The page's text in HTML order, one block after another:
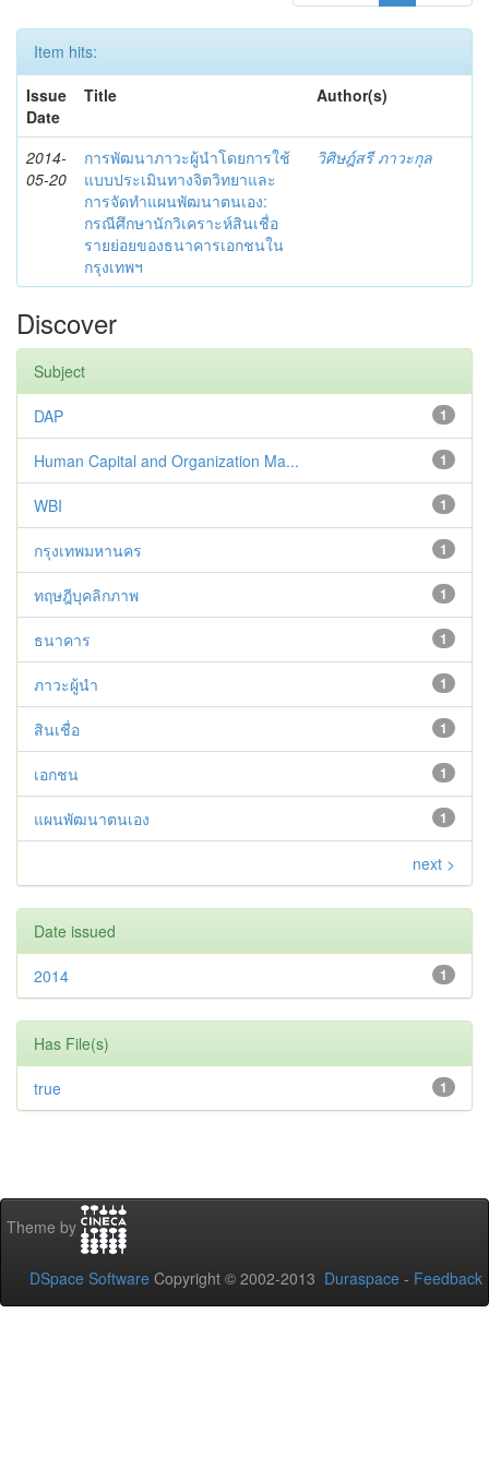
Item hits:
Issue
Date
Title Author(s)
2014-
05-20
การพัฒนาภาวะผู้นำโดยการใช้
แบบประเมินทางจิตวิทยาและ
การจัดทำแผนพัฒนาตนเอง:
กรณีศึกษานักวิเคราะห์สินเชื่อ
รายย่อยของธนาคารเอกชนใน
กรุงเทพฯ
วิศิษฎ์สรี ภาวะกุล
Discover
Subject
1
DAP
1
Human Capital and Organization Ma...
1
WBI
1
กรุงเทพมหานคร
1
ทฤษฎีบุคลิกภาพ
1
ธนาคาร
1
ภาวะผู้นำ
1
สินเชื่อ
1
เอกชน
1
แผนพัฒนาตนเอง
next >
Date issued
1
2014
Has File(s)
1
true
Theme by
DSpace Software Copyright © 2002-2013 Duraspace - Feedback